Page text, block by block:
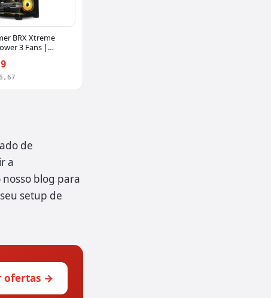
BRX Xtreme
3 Fans |
de
a
blog para
setup de
ofertas →